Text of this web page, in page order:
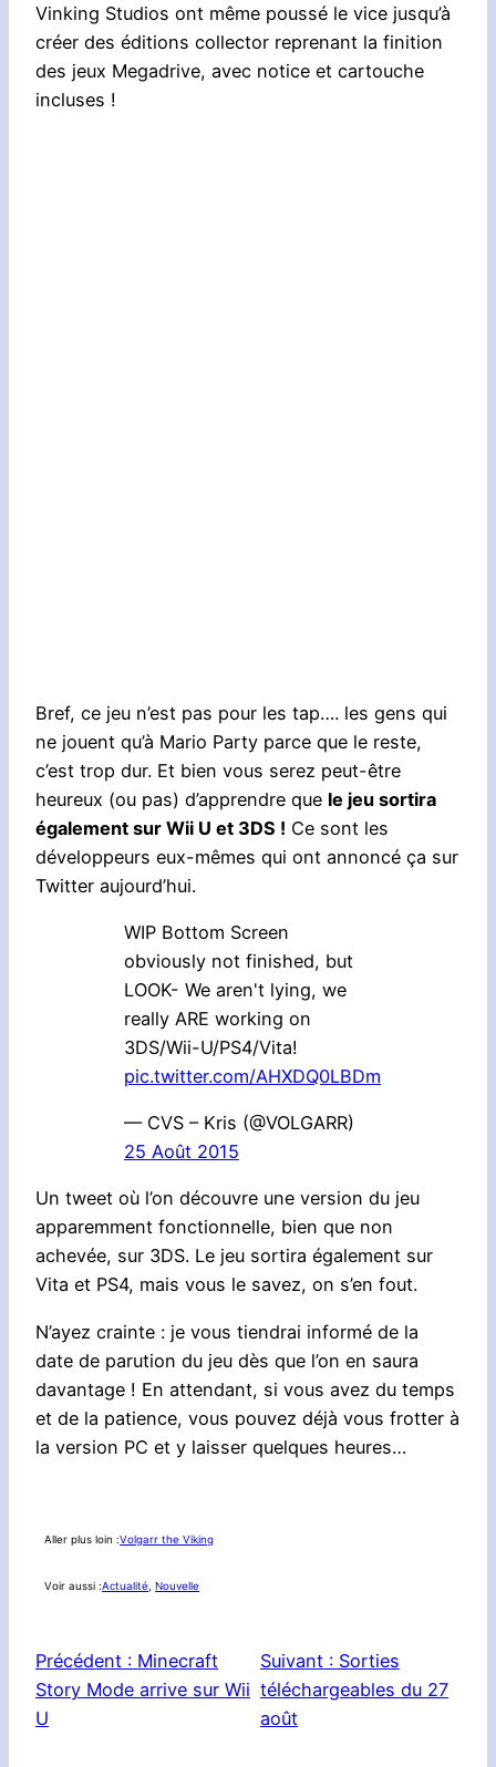
Vinking Studios ont même poussé le vice jusqu’à
créer des éditions collector reprenant la finition
des jeux Megadrive, avec notice et cartouche
incluses !
Bref, ce jeu n’est pas pour les tap…. les gens qui
ne jouent qu’à Mario Party parce que le reste,
c’est trop dur. Et bien vous serez peut-être
heureux (ou pas) d’apprendre que le jeu sortira
également sur Wii U et 3DS ! Ce sont les
développeurs eux-mêmes qui ont annoncé ça sur
Twitter aujourd’hui.
WIP Bottom Screen
obviously not finished, but
LOOK- We aren't lying, we
really ARE working on
3DS/Wii-U/PS4/Vita!
pic.twitter.com/AHXDQ0LBDm
— CVS – Kris (@VOLGARR)
25 Août 2015
Un tweet où l’on découvre une version du jeu
apparemment fonctionnelle, bien que non
achevée, sur 3DS. Le jeu sortira également sur
Vita et PS4, mais vous le savez, on s’en fout.
N’ayez crainte : je vous tiendrai informé de la
date de parution du jeu dès que l’on en saura
davantage ! En attendant, si vous avez du temps
et de la patience, vous pouvez déjà vous frotter à
la version PC et y laisser quelques heures…
Aller plus loin :Volgarr the Viking
Voir aussi :Actualité, Nouvelle
Précédent : Minecraft
Story Mode arrive sur Wii
U
Suivant : Sorties
téléchargeables du 27
août